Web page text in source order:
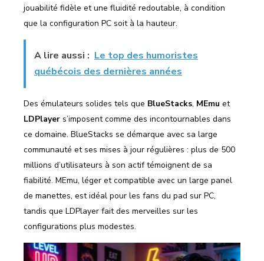
jouabilité fidèle et une fluidité redoutable, à condition
que la configuration PC soit à la hauteur.
A lire aussi : Le top des humoristes
québécois des dernières années
Des émulateurs solides tels que BlueStacks, MEmu et
LDPlayer s’imposent comme des incontournables dans
ce domaine. BlueStacks se démarque avec sa large
communauté et ses mises à jour régulières : plus de 500
millions d’utilisateurs à son actif témoignent de sa
fiabilité. MEmu, léger et compatible avec un large panel
de manettes, est idéal pour les fans du pad sur PC,
tandis que LDPlayer fait des merveilles sur les
configurations plus modestes.